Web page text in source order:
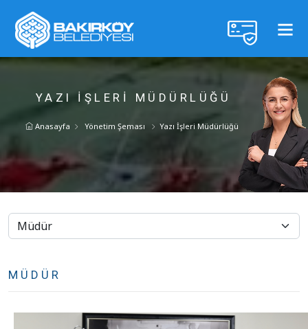
YAZI İŞLERI MÜDÜRLÜĞÜ
Anasayfa Yönetim Şeması Yazı İşleri Müdürlüğü
MÜDÜR